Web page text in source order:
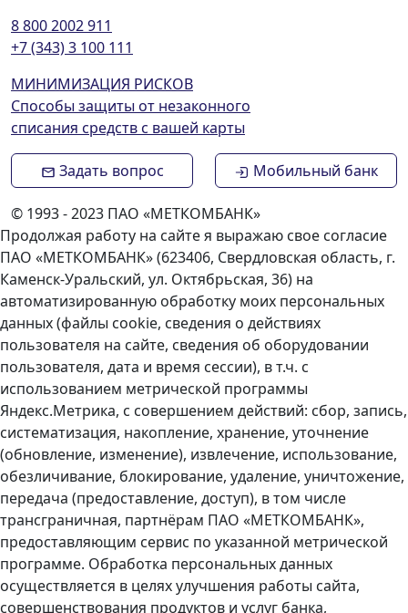
8 800 2002 911
+7 (343) 3 100 111
МИНИМИЗАЦИЯ РИСКОВ
Способы защиты от незаконного
списания средств с вашей карты
Задать вопрос Мобильный банк
© 1993 - 2023 ПАО «МЕТКОМБАНК»
Продолжая работу на сайте я выражаю свое согласие
ПАО «МЕТКОМБАНК» (623406, Свердловская область, г.
Каменск-Уральский, ул. Октябрьская, 36) на
автоматизированную обработку моих персональных
данных (файлы cookie, сведения о действиях
пользователя на сайте, сведения об оборудовании
пользователя, дата и время сессии), в т.ч. с
использованием метрической программы
Яндекс.Метрика, с совершением действий: сбор, запись,
систематизация, накопление, хранение, уточнение
(обновление, изменение), извлечение, использование,
обезличивание, блокирование, удаление, уничтожение,
передача (предоставление, доступ), в том числе
трансграничная, партнёрам ПАО «МЕТКОМБАНК»,
предоставляющим сервис по указанной метрической
программе. Обработка персональных данных
осуществляется в целях улучшения работы сайта,
совершенствования продуктов и услуг банка,